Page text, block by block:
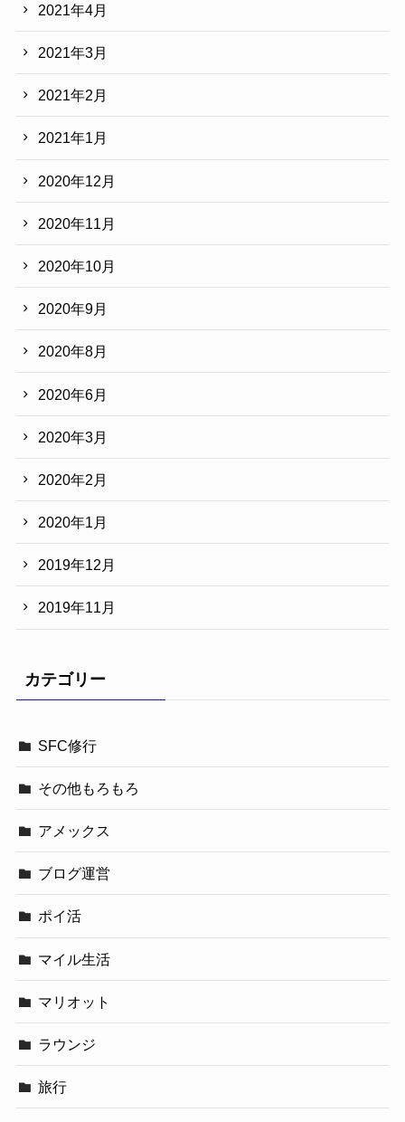
2021年4月
2021年3月
2021年2月
2021年1月
2020年12月
2020年11月
2020年10月
2020年9月
2020年8月
2020年6月
2020年3月
2020年2月
2020年1月
2019年12月
2019年11月
カテゴリー
SFC修行
その他もろもろ
アメックス
ブログ運営
ポイ活
マイル生活
マリオット
ラウンジ
旅行